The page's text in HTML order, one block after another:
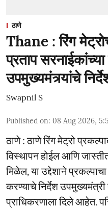
ठाणे
Thane : रिंग
प्रताप
उपमुख्यमंत्र्यांचे
Swapnil S
Published on: 08 Aug 2026,
ठाणे : ठाणे रिंग मेट्रो
विस्थापन होईल आणि
मिळेल, या उद्देशाने
करण्याचे निर्देश
प्राधिकरणाला दिले आहेत.